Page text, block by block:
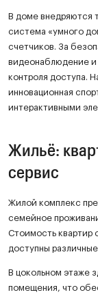
В доме внедряются
система «умного
счетчиков. За
видеонаблюдение и
контроля доступа.
инновационная
интерактивными
Жильё:
сервис
Жилой комплекс
семейное
Стоимость квартир
доступны
В цокольном этаже
помещения, что